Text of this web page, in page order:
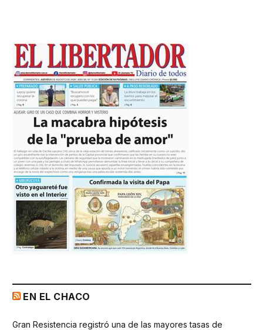
EN EL CHACO
Gran Resistencia registró una de las mayores tasas de